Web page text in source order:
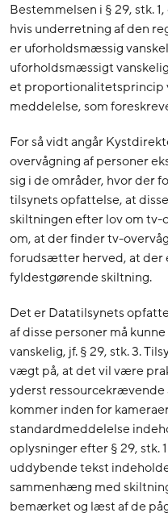
Bestemmelsen i § 29, stk.
hvis underretning af den
er uforholdsmæssig
uforholdsmæssigt
et proportionalitetsprincip
meddelelse, som
For så vidt angår
overvågning af personer
sig i de områder, hvor der
tilsynets opfattelse, at
skiltningen efter lov om
om, at der finder tv-
forudsætter herved, at der
fyldestgørende skiltning.
Det er Datatilsynets
af disse personer må
vanskelig, jf. § 29, stk. 3.
vægt på, at det vil være
yderst ressourcekrævende
kommer inden for
standardmeddelelse
oplysninger efter § 29, stk.
uddybende tekst
sammenhæng med
bemærket og læst af de